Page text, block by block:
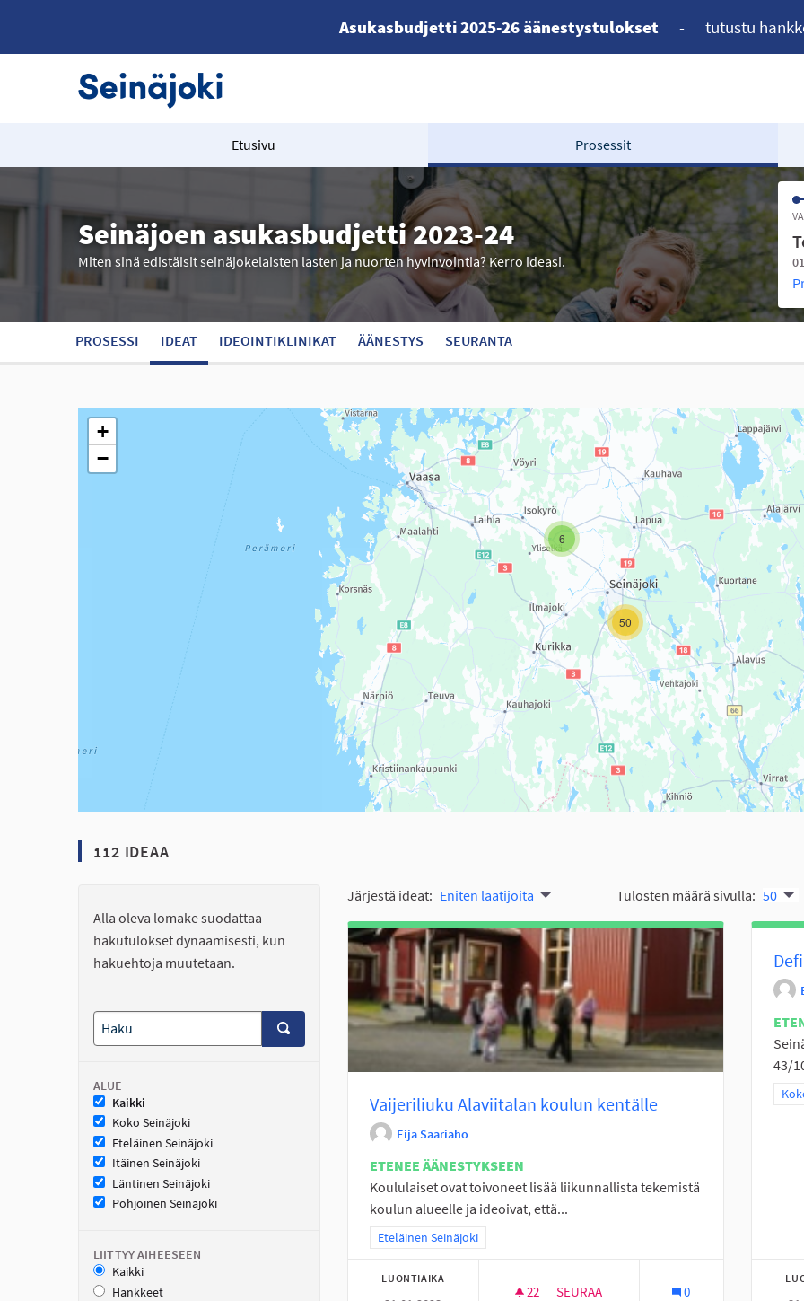
Asukasbudjetti 2025-26 äänestystulokset - tutustu
Etusivu Prosessit
Seinäjoen asukasbudjetti 2023-24
Miten sinä edistäisit seinäjokelaisten lasten ja nuorten hyvinvointia? Kerro ideasi.
PROSESSI IDEAT IDEOINTIKLINIKAT ÄÄNESTYS SEURANTA
Seuraavassa elementissä on kartta, joka esittää tämän sivun tietueet karttapisteinä. Elementtiä voi käyttää
6
50
+
−
112 IDEAA
Alla oleva lomake suodattaa
hakutulokset dynaamisesti, kun
hakuehtoja muutetaan.
ALUE
Kaikki
Koko Seinäjoki
Eteläinen Seinäjoki
Itäinen Seinäjoki
Läntinen Seinäjoki
Pohjoinen Seinäjoki
LIITTYY AIHEESEEN
Kaikki
Hankkeet
Järjestä ideat: Eniten laatijoita Tulosten määrä sivulla: 50
Vaijeriliuku Alaviitalan koulun kentälle
Eija Saariaho
ETENEE ÄÄNESTYKSEEN
Koululaiset ovat toivoneet lisää liikunnallista tekemistä
koulun alueelle ja ideoivat, että...
Rajaa tulokset teeman mukaan: Eteläinen Seinäjoki
Eteläinen Seinäjoki
LUONTIAIKA
22 22 SEURAAJAA
SEURAA 0
43/